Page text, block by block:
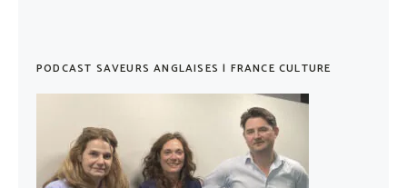
PODCAST SAVEURS ANGLAISES | FRANCE CULTURE